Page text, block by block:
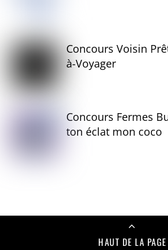
Concours Voisin
à-Voyager
Concours Fermes
ton éclat mon coco
HAUT DE LA PAGE